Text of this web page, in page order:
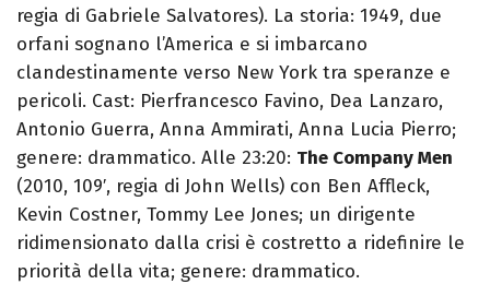
regia di Gabriele Salvatores). La storia: 1949, due
orfani sognano l’America e si imbarcano
clandestinamente verso New York tra speranze e
pericoli. Cast: Pierfrancesco Favino, Dea Lanzaro,
Antonio Guerra, Anna Ammirati, Anna Lucia Pierro;
genere: drammatico. Alle 23:20: The Company Men
(2010, 109′, regia di John Wells) con Ben Affleck,
Kevin Costner, Tommy Lee Jones; un dirigente
ridimensionato dalla crisi è costretto a ridefinire le
priorità della vita; genere: drammatico.